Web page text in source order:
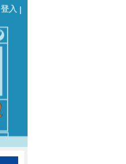
登入 |